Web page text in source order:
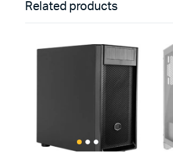
Related products